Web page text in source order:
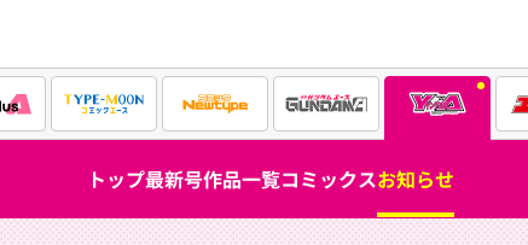
トップ最新号作品一覧コミックスお知らせ